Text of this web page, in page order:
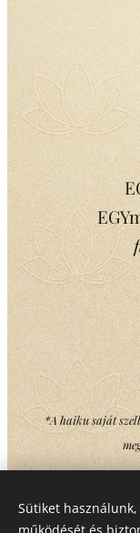
*A haiku saját
Share
Sütiket